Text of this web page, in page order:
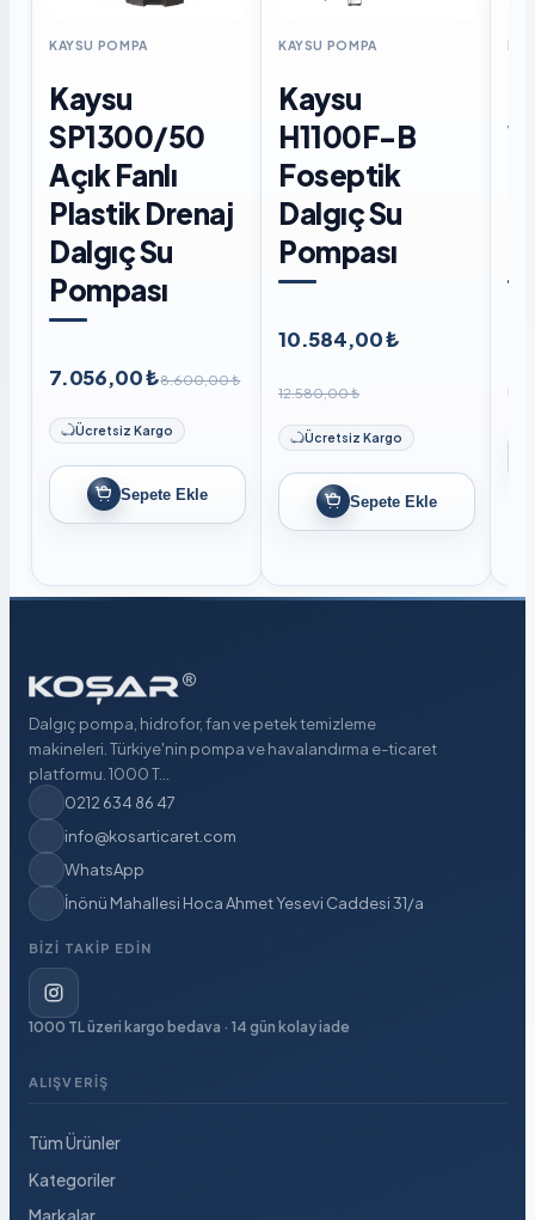
KAYSU POMPA
Kaysu
SP1300/50
Açık Fanlı
Plastik Drenaj
Dalgıç Su
Pompası
7.056,00 ₺8.600,00 ₺
Ücretsiz Kargo
Sepete Ekle
KAYSU POMPA
Kaysu
H1100F-B
Foseptik
Dalgıç Su
Pompası
10.584,00 ₺
12.580,00 ₺
Ücretsiz Kargo
Sepete Ekle
Dalgıç pompa, hidrofor, fan ve petek temizleme
makineleri. Türkiye'nin pompa ve havalandırma e-ticaret
platformu. 1000 T...
0212 634 86 47
info@kosarticaret.com
WhatsApp
İnönü Mahallesi Hoca Ahmet Yesevi Caddesi 31/a
BIZI TAKIP EDIN
1000 TL üzeri kargo bedava · 14 gün kolay iade
ALIŞVERIŞ
Tüm Ürünler
Kategoriler
Markalar